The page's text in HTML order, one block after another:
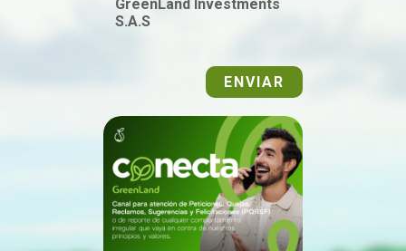
GreenLand Investments
S.A.S
ENVIAR